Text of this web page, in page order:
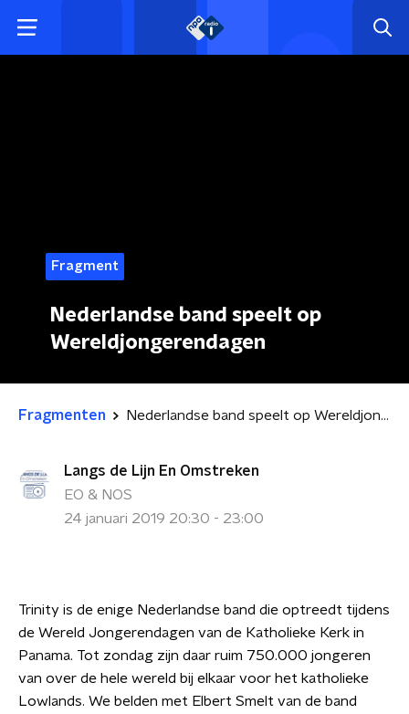
Fragment
Nederlandse band speelt op
Wereldjongerendagen
Fragmenten Nederlandse band speelt op Wereldjongerendagen
Langs de Lijn En Omstreken
EO & NOS
24 januari 2019 20:30 - 23:00
Trinity is de enige Nederlandse band die optreedt tijdens
de Wereld Jongerendagen van de Katholieke Kerk in
Panama. Tot zondag zijn daar ruim 750.000 jongeren
van over de hele wereld bij elkaar voor het katholieke
Lowlands. We belden met Elbert Smelt van de band